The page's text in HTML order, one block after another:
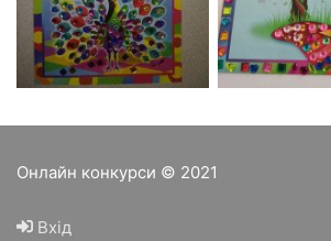
Онлайн конкурси © 2021
Вхід